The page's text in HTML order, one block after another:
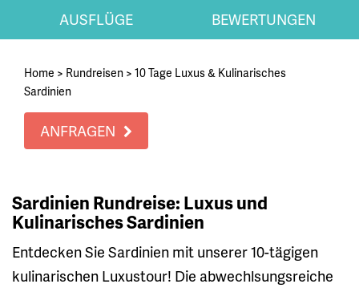
AUSFLÜGE
BEWERTUNGEN
Home > Rundreisen > 10 Tage Luxus & Kulinarisches
Sardinien
ANFRAGEN
Sardinien Rundreise: Luxus und
Kulinarisches Sardinien
Entdecken Sie Sardinien mit unserer 10-tägigen
kulinarischen Luxustour! Die abwechlsungsreiche